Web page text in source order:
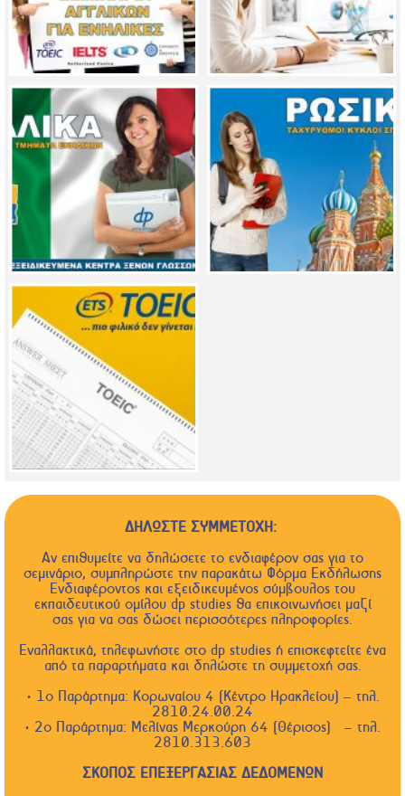
ΔΗΛΩΣΤΕ ΣΥΜΜΕΤΟΧΗ:
Αν επιθυμείτε να δηλώσετε το ενδιαφέρον σας για το
σεμινάριο, συμπληρώστε την παρακάτω Φόρμα Εκδήλωσης
Ενδιαφέροντος και εξειδικευμένος σύμβουλος του
εκπαιδευτικού ομίλου dp studies θα επικοινωνήσει μαζί
σας για να σας δώσει περισσότερες πληροφορίες.
Εναλλακτικά, τηλεφωνήστε στο dp studies ή επισκεφτείτε ένα
από τα παραρτήματα και δηλώστε τη συμμετοχή σας.
• 1ο Παράρτημα: Κορωναίου 4 (Κέντρο Ηρακλείου) – τηλ.
2810.24.00.24
• 2ο Παράρτημα: Μελίνας Μερκούρη 64 (Θέρισος) – τηλ.
2810.313.603
ΣΚΟΠΟΣ ΕΠΕΞΕΡΓΑΣΙΑΣ ΔΕΔΟΜΕΝΩΝ